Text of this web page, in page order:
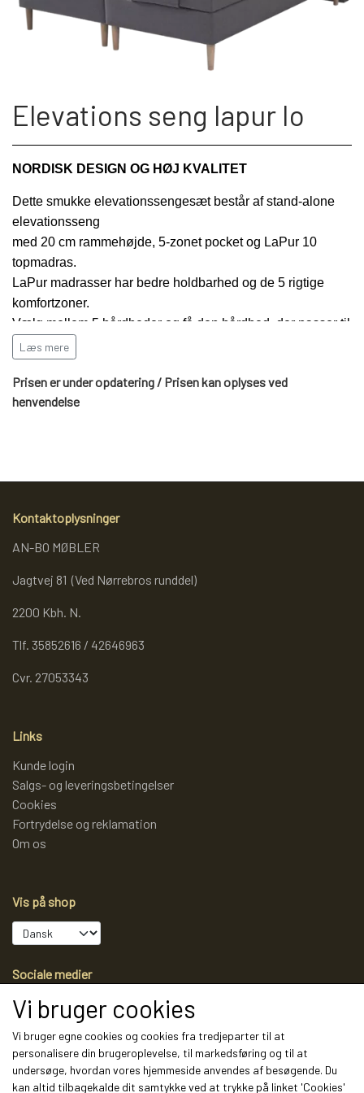
MODUL SOFA DETROIT
SOVESOFA
VITRINER
TV-MEDIA
SKRIVEBORDE
DAYBED/CHAISELONG
BELYSNING
REOL MISTRAL
REOLER/OPBEVARING
SPISEBORDE
BÆNKE
SPISEBORDSSTOLE
BARBORDE
ENTRE
BELYSNING
SENGE
SOVESOFA
DAYBED/CHAISELONG
GARDEROBESKABE
SKÆNKE
SMINKEBORDE/SMYKKESKABE
BELYSNING
LÆNESTOLE
LÆNESTOLE
OTIUMSTOLE
RECLINER
MASSAGESTOLE
DAYBED/CHAISELONG
KØKKEN
SKYDEDØRE
SERVICE
KONTAKT & ÅBNINGSTIDER
FRAGTPRISER SÅDAN VÆLGER DU
FRAGT I WEBSHOPPEN
SÅDAN HANDLER DU I VORES
AFHENTNING
MONTERING & LEVERING
OM OS
Elevations seng lapur Io
NORDISK DESIGN OG HØJ KVALITET
Dette smukke elevationssengesæt består af stand-alone
elevationsseng
med 20 cm rammehøjde, 5-zonet pocket og LaPur 10
topmadras.
LaPur madrasser har bedre holdbarhed og de 5 rigtige
komfortzoner.
Vælg mellem 5 hårdheder og få den hårdhed, der passer til
dig.
Læs mere
Prisen er under opdatering / Prisen kan oplyses ved
henvendelse
Kontaktoplysninger
AN-BO MØBLER
Jagtvej 81 (Ved Nørrebros runddel)
2200 Kbh. N.
Tlf. 35852616 / 42646963
Cvr. 27053343
Links
Kunde login
Salgs- og leveringsbetingelser
Cookies
Fortrydelse og reklamation
Om os
Vis på shop
Sociale medier
Modtag vores nyhedsbrev via e-mail
Vi bruger cookies
Vi bruger egne cookies og cookies fra tredjeparter til at
personalisere din brugeroplevelse, til markedsføring og til at
undersøge, hvordan vores hjemmeside anvendes af besøgende. Du
kan altid tilbagekalde dit samtykke ved at trykke på linket 'Cookies'